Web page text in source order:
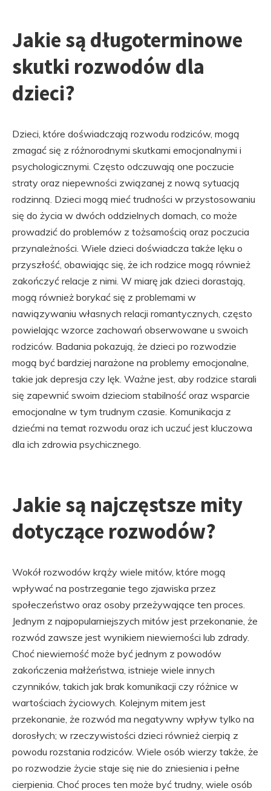
Jakie są długoterminowe
skutki rozwodów dla
dzieci?
Dzieci, które doświadczają rozwodu rodziców, mogą
zmagać się z różnorodnymi skutkami emocjonalnymi i
psychologicznymi. Często odczuwają one poczucie
straty oraz niepewności związanej z nową sytuacją
rodzinną. Dzieci mogą mieć trudności w przystosowaniu
się do życia w dwóch oddzielnych domach, co może
prowadzić do problemów z tożsamością oraz poczucia
przynależności. Wiele dzieci doświadcza także lęku o
przyszłość, obawiając się, że ich rodzice mogą również
zakończyć relacje z nimi. W miarę jak dzieci dorastają,
mogą również borykać się z problemami w
nawiązywaniu własnych relacji romantycznych, często
powielając wzorce zachowań obserwowane u swoich
rodziców. Badania pokazują, że dzieci po rozwodzie
mogą być bardziej narażone na problemy emocjonalne,
takie jak depresja czy lęk. Ważne jest, aby rodzice starali
się zapewnić swoim dzieciom stabilność oraz wsparcie
emocjonalne w tym trudnym czasie. Komunikacja z
dziećmi na temat rozwodu oraz ich uczuć jest kluczowa
dla ich zdrowia psychicznego.
Jakie są najczęstsze mity
dotyczące rozwodów?
Wokół rozwodów krąży wiele mitów, które mogą
wpływać na postrzeganie tego zjawiska przez
społeczeństwo oraz osoby przeżywające ten proces.
Jednym z najpopularniejszych mitów jest przekonanie, że
rozwód zawsze jest wynikiem niewierności lub zdrady.
Choć niewierność może być jednym z powodów
zakończenia małżeństwa, istnieje wiele innych
czynników, takich jak brak komunikacji czy różnice w
wartościach życiowych. Kolejnym mitem jest
przekonanie, że rozwód ma negatywny wpływ tylko na
dorosłych; w rzeczywistości dzieci również cierpią z
powodu rozstania rodziców. Wiele osób wierzy także, że
po rozwodzie życie staje się nie do zniesienia i pełne
cierpienia. Choć proces ten może być trudny, wiele osób